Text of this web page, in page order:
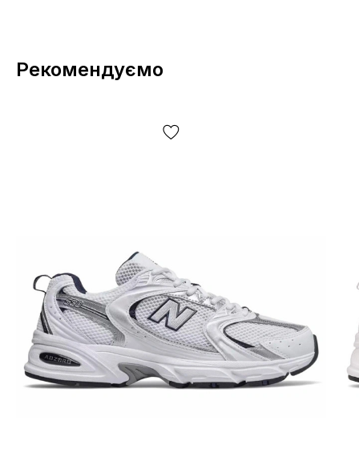
Рекомендуємо